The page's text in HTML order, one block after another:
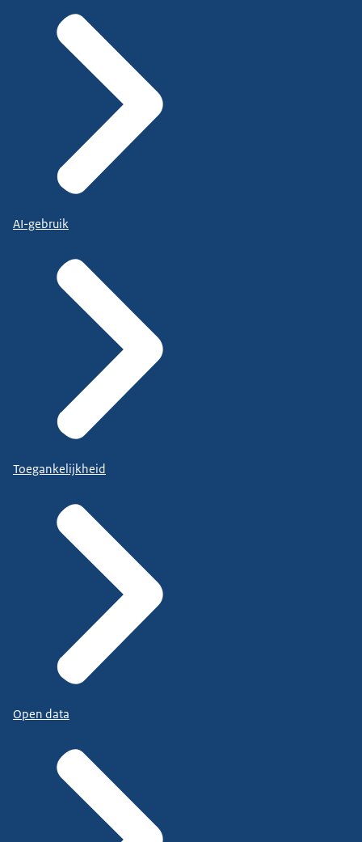
AI-gebruik
Toegankelijkheid
Open data